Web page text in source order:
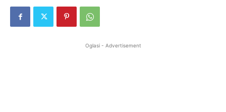
Oglasi - Advertisement